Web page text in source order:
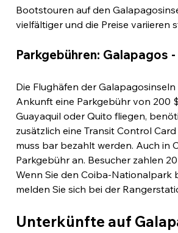
Bootstouren auf den
vielfältiger und die Preise variieren
Parkgebühren: Galapagos
Die Flughäfen der
Ankunft eine Parkgebühr von 200
Guayaquil oder Quito fliegen,
zusätzlich eine Transit Control Card
muss bar bezahlt werden. Auch in
Parkgebühr an. Besucher zahlen
Wenn Sie den Coiba-Nationalpark
melden Sie sich bei der
Unterkünfte auf